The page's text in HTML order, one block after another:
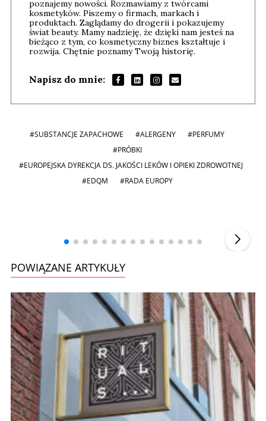
poznajemy nowości. Rozmawiamy z twórcami
kosmetyków. Piszemy o firmach, markach i
produktach. Zaglądamy do drogerii i pokazujemy
świat beauty. Mamy nadzieję, że dzięki nam jesteś na
bieżąco z tym, co kosmetyczny biznes kształtuje i
rozwija. Chętnie poznamy Twoją historię.
Napisz do mnie:
#SUBSTANCJE ZAPACHOWE #ALERGENY
#PERFUMY
#PRÓBKI
#EUROPEJSKA DYREKCJA DS. JAKOŚCI LEKÓW I OPIEKI ZDROWOTNEJ
#EDQM
#RADA EUROPY
POWIĄZANE ARTYKUŁY